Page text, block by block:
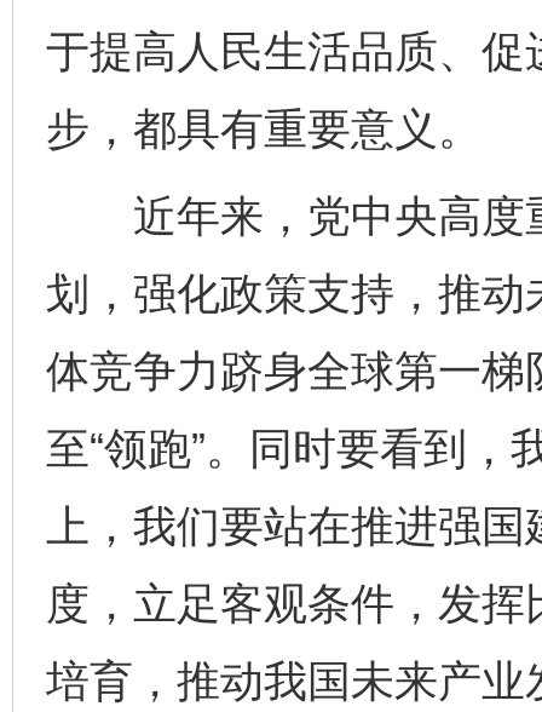
于提高人民生活品质、
步，都具有重要意义。
近年来，党中央高度
划，强化政策支持，推
体竞争力跻身全球第一梯
至“领跑”。同时要看到
上，我们要站在推进强
度，立足客观条件，发
培育，推动我国未来产